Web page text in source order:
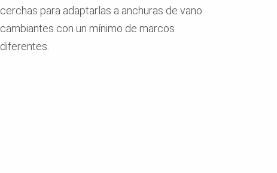
cerchas para adaptarlas a anchuras de vano
cambiantes con un mínimo de marcos
diferentes.